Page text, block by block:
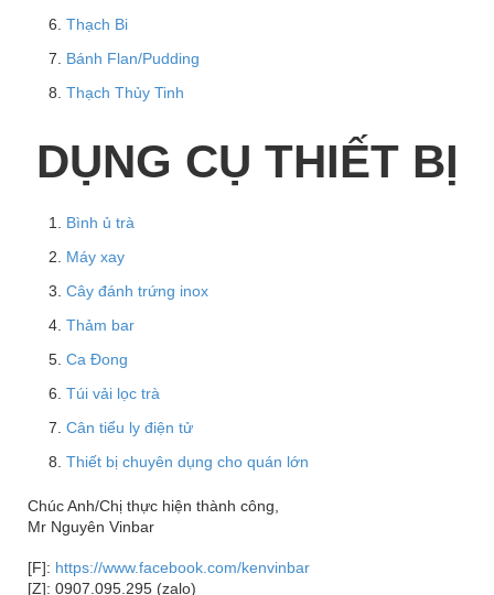
Thạch Bi
Bánh Flan/Pudding
Thạch Thủy Tinh
DỤNG CỤ THIẾT BỊ
Bình ủ trà
Máy xay
Cây đánh trứng inox
Thảm bar
Ca Đong
Túi vải lọc trà
Cân tiểu ly điện tử
Thiết bị chuyên dụng cho quán lớn
Chúc Anh/Chị thực hiện thành công,
Mr Nguyên Vinbar
[F]: https://www.facebook.com/kenvinbar
[Z]: 0907.095.295 (zalo)